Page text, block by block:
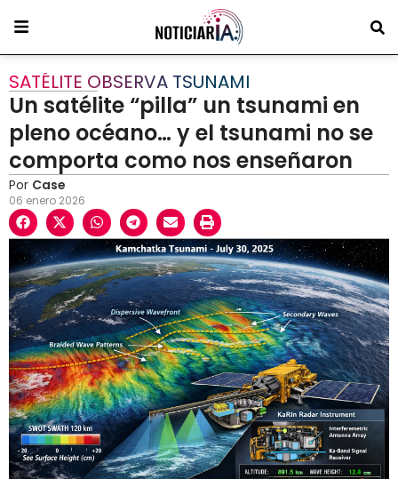
SATÉLITE OBSERVA TSUNAMI
Un satélite “pilla” un tsunami en
pleno océano… y el tsunami no se
comporta como nos enseñaron
Por Case
06 enero 2026